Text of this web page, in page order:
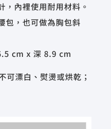
，內裡使用耐用材料。
包，也可做為胸包斜
cm x 深 8.9 cm
漂白、熨燙或烘乾；